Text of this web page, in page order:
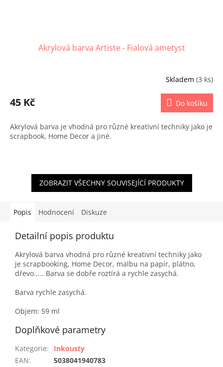
Akrylová barva Artiste - Fialová ametyst
Skladem (3 ks)
45 Kč Do košíku
Akrylová barva je vhodná pro různé kreativní techniky jako je
scrapbook, Home Decor a jiné.
ZOBRAZIT VŠECHNY SOUVISEJÍCÍ PRODUKTY
Popis Hodnocení Diskuze
Detailní popis produktu
Akrylová barva vhodná pro různé kreativní techniky jako
je scrapbooking, Home Decor, malbu na papír, plátno,
dřevo..... Barva se dobře roztírá a rychle zasychá.
Barva rychle zasychá.
Objem: 59 ml
Doplňkové parametry
Kategorie:
Inkousty
EAN:
5038041940783